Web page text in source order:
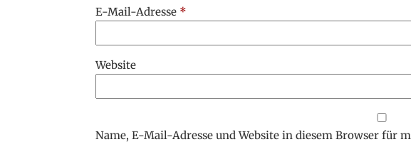
E-Mail-Adresse *
Website
Name, E-Mail-Adresse und Website in diesem Browser für